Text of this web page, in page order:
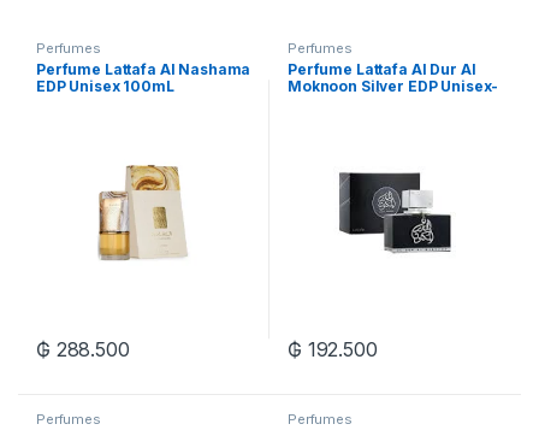
Perfumes
Perfume Lattafa Al Nashama
EDP Unisex 100mL
₲ 288.500
Perfumes
Perfume Lattafa Al Dur Al
Moknoon Silver EDP Unisex-
₲ 192.500
Perfumes Perfumes